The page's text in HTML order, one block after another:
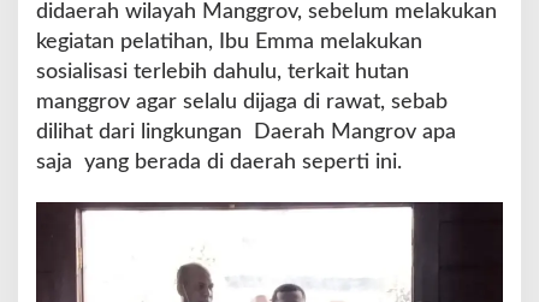
n
D
a
s
r
I
a
didaerah wilayah Manggrov, sebelum melakukan
kegiatan pelatihan, Ibu Emma melakukan
sosialisasi terlebih dahulu, terkait hutan
manggrov agar selalu dijaga di rawat, sebab
dilihat dari lingkungan Daerah Mangrov apa
saja yang berada di daerah seperti ini.